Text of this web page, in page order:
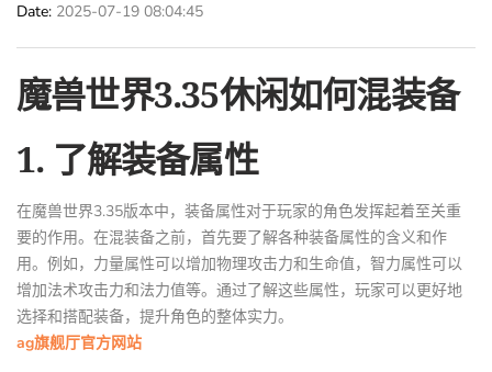
Date 2025-07-19 08:04:45
魔兽世界3.35休闲如何混装备
1. 了解装备属性
在魔兽世界3.35版本中，装备属性对于玩家的角色发挥起着至关重
要的作用。在混装备之前，首先要了解各种装备属性的含义和作
用。例如，力量属性可以增加物理攻击力和生命值，智力属性可以
增加法术攻击力和法力值等。通过了解这些属性，玩家可以更好地
选择和搭配装备，提升角色的整体实力。
ag旗舰厅官方网站